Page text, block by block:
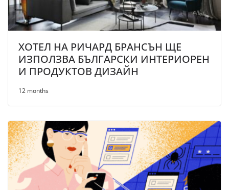
ХОТЕЛ НА РИЧАРД БРАНСЪН ЩЕ
ИЗПОЛЗВА БЪЛГАРСКИ ИНТЕРИОРЕН
И ПРОДУКТОВ ДИЗАЙН
12 months